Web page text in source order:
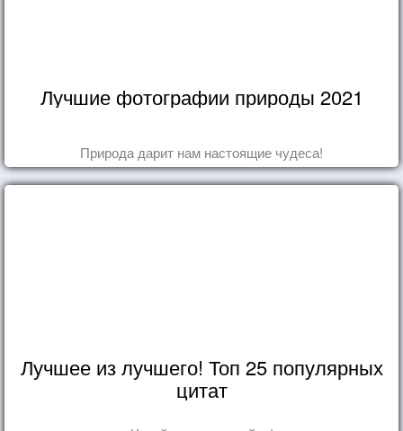
Лучшие фотографии природы 2021
Природа дарит нам настоящие чудеса!
Лучшее из лучшего! Топ 25 популярных
цитат